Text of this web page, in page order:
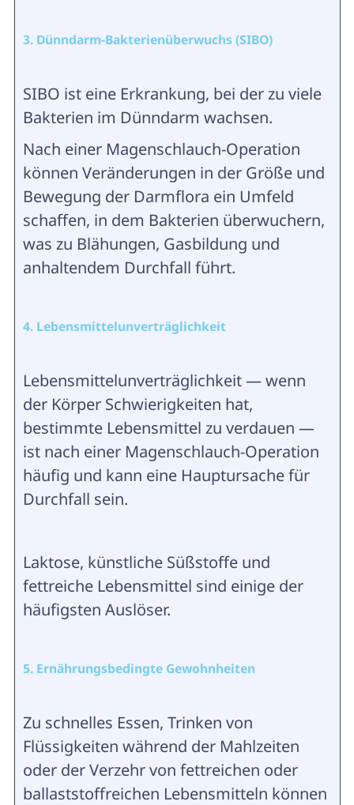
3. Dünndarm-Bakterienüberwuchs (SIBO)
SIBO ist eine Erkrankung, bei der zu viele
Bakterien im Dünndarm wachsen.
Nach einer Magenschlauch-Operation
können Veränderungen in der Größe und
Bewegung der Darmflora ein Umfeld
schaffen, in dem Bakterien überwuchern,
was zu Blähungen, Gasbildung und
anhaltendem Durchfall führt.
4. Lebensmittelunverträglichkeit
Lebensmittelunverträglichkeit — wenn
der Körper Schwierigkeiten hat,
bestimmte Lebensmittel zu verdauen —
ist nach einer Magenschlauch-Operation
häufig und kann eine Hauptursache für
Durchfall sein.
Laktose, künstliche Süßstoffe und
fettreiche Lebensmittel sind einige der
häufigsten Auslöser.
5. Ernährungsbedingte Gewohnheiten
Zu schnelles Essen, Trinken von
Flüssigkeiten während der Mahlzeiten
oder der Verzehr von fettreichen oder
ballaststoffreichen Lebensmitteln können